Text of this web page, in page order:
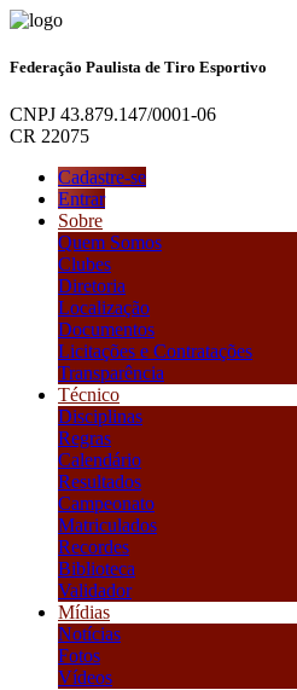
Federação Paulista de Tiro Esportivo
CNPJ 43.879.147/0001-06
CR 22075
Cadastre-se
Entrar
Sobre
Quem Somos
Clubes
Diretoria
Localização
Documentos
Licitações e Contratações
Transparência
Técnico
Disciplinas
Regras
Calendário
Resultados
Campeonato
Matriculados
Recordes
Biblioteca
Validador
Mídias
Notícias
Fotos
Vídeos